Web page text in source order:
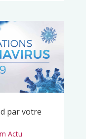
par votre
Actu